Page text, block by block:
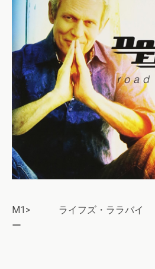
M1> ライフズ・ララバ
ー